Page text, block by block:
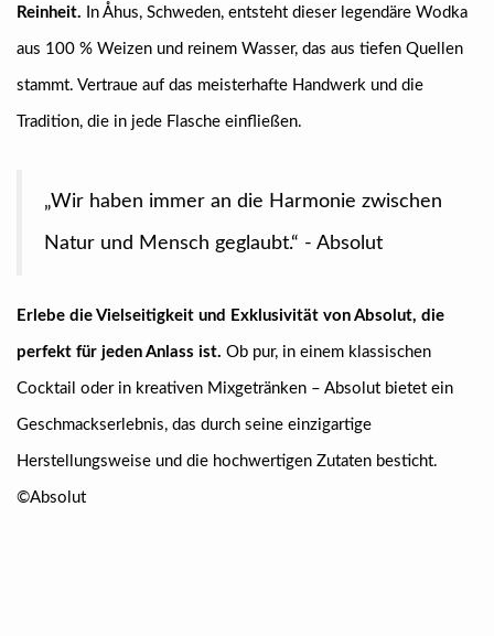
Reinheit. In Åhus, Schweden, entsteht dieser legendäre Wodka
aus 100 % Weizen und reinem Wasser, das aus tiefen Quellen
stammt. Vertraue auf das meisterhafte Handwerk und die
Tradition, die in jede Flasche einfließen.
„Wir haben immer an die Harmonie zwischen
Natur und Mensch geglaubt.“ - Absolut
Erlebe die Vielseitigkeit und Exklusivität von Absolut, die
perfekt für jeden Anlass ist. Ob pur, in einem klassischen
Cocktail oder in kreativen Mixgetränken – Absolut bietet ein
Geschmackserlebnis, das durch seine einzigartige
Herstellungsweise und die hochwertigen Zutaten besticht.
©Absolut